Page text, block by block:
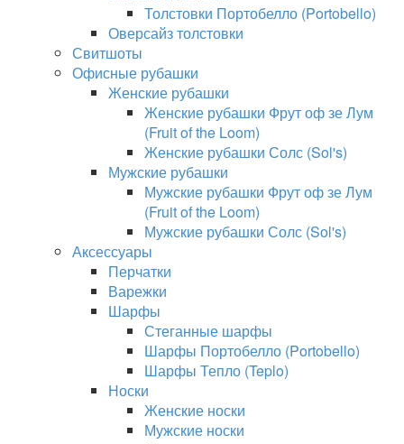
Толстовки Портобелло (Portobello)
Оверсайз толстовки
Свитшоты
Офисные рубашки
Женские рубашки
Женские рубашки Фрут оф зе Лум
(Fruit of the Loom)
Женские рубашки Солс (Sol's)
Мужские рубашки
Мужские рубашки Фрут оф зе Лум
(Fruit of the Loom)
Мужские рубашки Солс (Sol's)
Аксессуары
Перчатки
Варежки
Шарфы
Стеганные шарфы
Шарфы Портобелло (Portobello)
Шарфы Тепло (Teplo)
Носки
Женские носки
Мужские носки